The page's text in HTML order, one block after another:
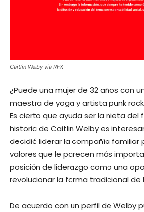
Caitlin Welby via RFX
¿Puede una mujer de 32 años con
maestra de yoga y artista punk rock
Es cierto que ayuda ser la nieta del
historia de Caitlin Welby es
decidió liderar la compañía familiar
valores que le parecen más
posición de liderazgo como una
revolucionar la forma tradicional de
De acuerdo con un perfil de Welby